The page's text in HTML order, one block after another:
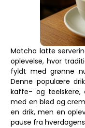
Matcha latte
oplevelse, hvor
fyldt med grønne
Denne populære
kaffe- og teelskere,
med en blød og
en drik, men en
pause fra